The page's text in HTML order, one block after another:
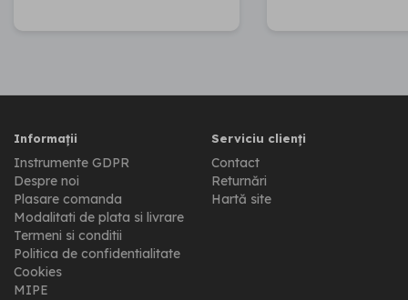
Informații
Instrumente GDPR
Despre noi
Plasare comanda
Modalitati de plata si livrare
Termeni si conditii
Politica de confidentialitate
Cookies
MIPE
Serviciu clienți
Contact
Returnări
Hartă site